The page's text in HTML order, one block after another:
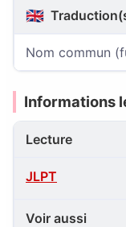
🇬🇧
Nom commun
Informations
Lecture
JLPT
Voir aussi